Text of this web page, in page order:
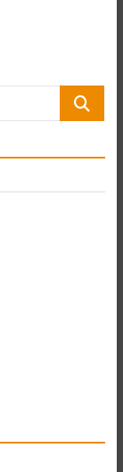
Cerca…